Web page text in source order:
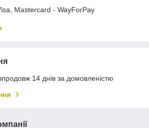
Mastercard - WayForPay
14 днів за домовленістю